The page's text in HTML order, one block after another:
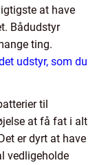
at have
Bådudstyr
ting.
udstyr, som du
til
at få fat i alt
er dyrt at have
vedligeholde